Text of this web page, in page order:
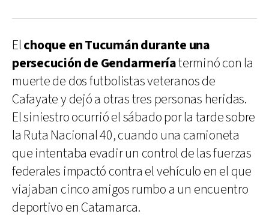
Elchoque en Tucumán durante una
persecución de Gendarmeríaterminó con la
muerte de dos futbolistas veteranos de
Cafayate y dejó a otras tres personas heridas.
El siniestro ocurrió el sábado por la tarde sobre
la Ruta Nacional 40, cuando una camioneta
que intentaba evadir un control de las fuerzas
federales impactó contra el vehículo en el que
viajaban cinco amigos rumbo a un encuentro
deportivo en Catamarca.